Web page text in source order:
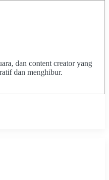
dan content creator yang
dan menghibur.